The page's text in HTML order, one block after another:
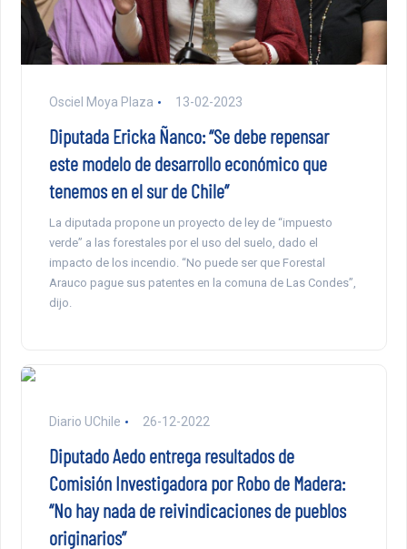
Osciel Moya Plaza 13-02-2023
Diputada Ericka Ñanco: “Se debe repensar
este modelo de desarrollo económico que
tenemos en el sur de Chile”
La diputada propone un proyecto de ley de “impuesto
verde” a las forestales por el uso del suelo, dado el
impacto de los incendio. “No puede ser que Forestal
Arauco pague sus patentes en la comuna de Las Condes”,
dijo.
Diario UChile 26-12-2022
Diputado Aedo entrega resultados de
Comisión Investigadora por Robo de Madera:
“No hay nada de reivindicaciones de pueblos
originarios”